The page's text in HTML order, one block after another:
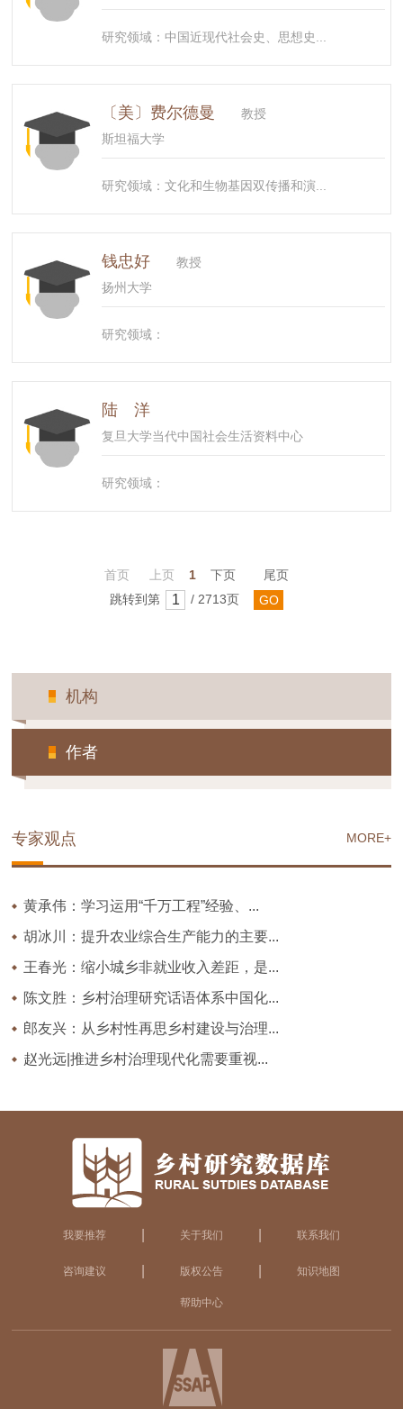
研究领域：中国近现代社会史、思想史...
〔美〕费尔德曼
教授
斯坦福大学
研究领域：文化和生物基因双传播和演...
钱忠好
教授
扬州大学
研究领域：
陆 洋
复旦大学当代中国社会生活资料中心
研究领域：
首页 上页 1 下页
尾页
跳转到第
/ 2713页 GO
机构
作者
MORE+
专家观点
黄承伟：学习运用“千万工程”经验、...
胡冰川：提升农业综合生产能力的主要...
王春光：缩小城乡非就业收入差距，是...
陈文胜：乡村治理研究话语体系中国化...
郎友兴：从乡村性再思乡村建设与治理...
赵光远|推进乡村治理现代化需要重视...
我要推荐 关于我们 联系我们
咨询建议 版权公告 知识地图
帮助中心